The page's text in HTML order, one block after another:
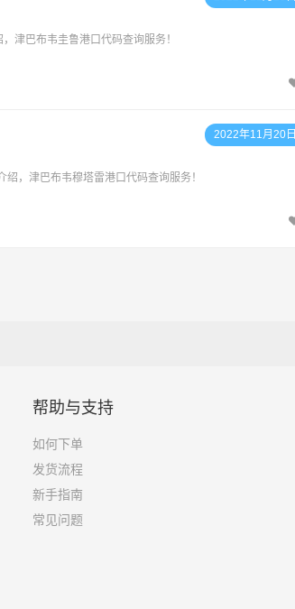
津巴布韦圭鲁港口代码查询服务！
，津巴布韦穆塔雷港口代码查询服务！
2022年11月20日
帮助与支持
如何下单
发货流程
新手指南
常见问题